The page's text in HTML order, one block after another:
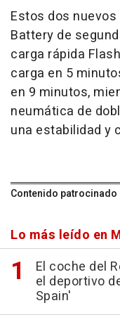
Estos dos
Battery de
carga rápida
carga en 5
en 9 minutos,
neumática de
una estabilidad y
Contenido patrocinado
Lo más leído en
El coche del
el deportivo
Spain'